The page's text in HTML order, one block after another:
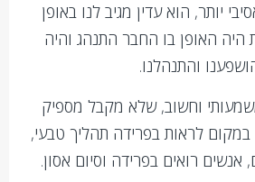
יותר, הוא עדין מגיב לנו באופן
היה האופן בו החבר התנהג והיה
והתנהלנו.
וחשוב, שלא מקבל מספיק
לראות בפרידה תהליך טבעי,
רואים בפרידה וסיום אסון.